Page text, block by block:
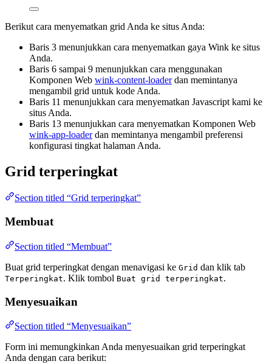
Berikut cara menyematkan grid Anda ke situs Anda:
Baris 3 menunjukkan cara menyematkan gaya Wink ke situs
Anda.
Baris 6 sampai 9 menunjukkan cara menggunakan
Komponen Web wink-content-loaderdan memintanya
mengambil grid untuk kode Anda.
Baris 11 menunjukkan cara menyematkan Javascript kami ke
situs Anda.
Baris 13 menunjukkan cara menyematkan Komponen Web
wink-app-loaderdan memintanya mengambil preferensi
konfigurasi tingkat halaman Anda.
Grid terperingkat
Section titled “Grid terperingkat”
Membuat
Section titled “Membuat”
Buat grid terperingkat dengan menavigasi ke Grid dan klik tab
Terperingkat. Klik tombol Buat grid terperingkat.
Menyesuaikan
Section titled “Menyesuaikan”
Form ini memungkinkan Anda menyesuaikan grid terperingkat
Anda dengan cara berikut: